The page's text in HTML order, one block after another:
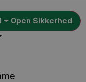
Open Sikkerhed